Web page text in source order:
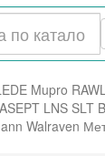
Mupro
LNS SLT
Walraven